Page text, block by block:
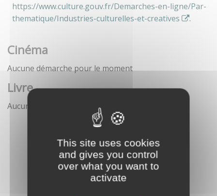
This site uses cookies
and gives you control
over what you want to
activate
https://www.culture.gouv.fr/Demarches-en-ligne/Par-
thematique/Industries-culturelles-et-creatives
.
Cinéma
Aucune démarche pour le moment
Livre
Aucune démarche pour le moment